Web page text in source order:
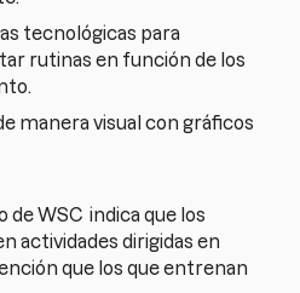
tecnológicas para
rutinas en función de los
manera visual con gráficos
de WSC indica que los
actividades dirigidas en
que los que entrenan